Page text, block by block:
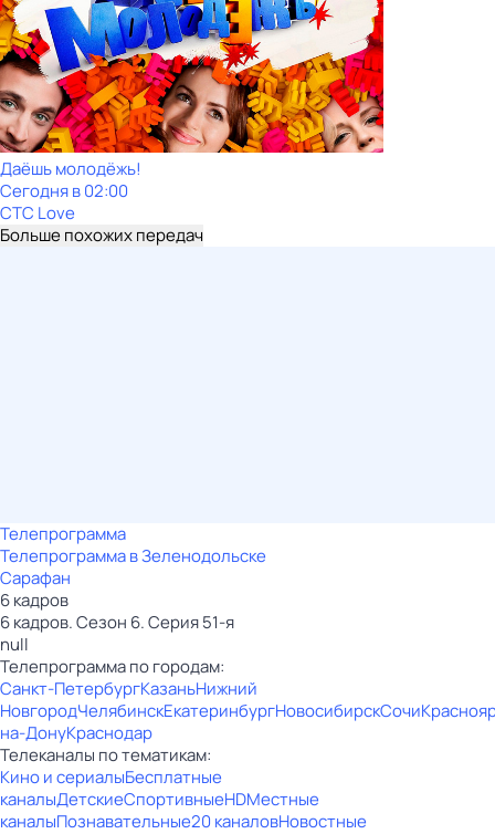
Даёшь молодёжь!
Сегодня в 02:00
СТС Love
Больше похожих передач
Телепрограмма
Телепрограмма в Зеленодольске
Сарафан
6 кадров
6 кадров. Сезон 6. Серия 51-я
null
Телепрограмма по городам:
Санкт-ПетербургКазаньНижний
НовгородЧелябинскЕкатеринбургНовосибирскСочи
на-ДонуКраснодар
Телеканалы по тематикам:
Кино и сериалыБесплатные
каналыДетскиеСпортивныеHDМестные
каналыПознавательные20 каналовНовостные